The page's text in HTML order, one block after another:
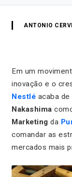
ANTONIO CERVI
Em um
inovação e o
Nestlé acaba de
Nakashima
Marketing da
comandar as
mercados mais